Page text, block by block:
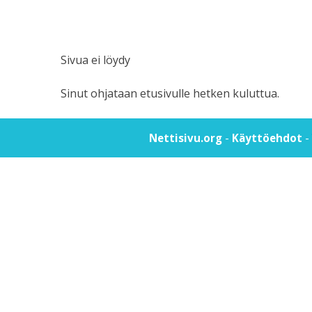
Sivua ei löydy
Sinut ohjataan etusivulle hetken kuluttua.
Nettisivu.org - Käyttöehdot -